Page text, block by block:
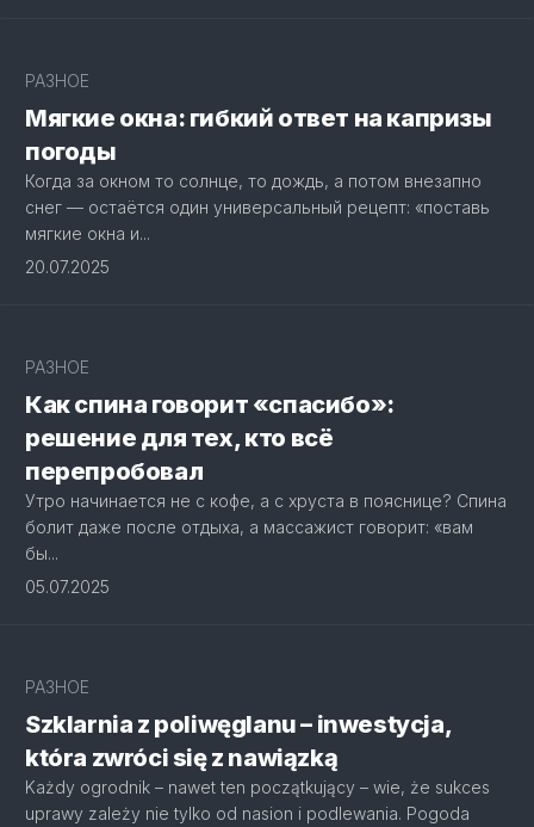
РАЗНОЕ
Мягкие окна: гибкий ответ на капризы
погоды
Когда за окном то солнце, то дождь, а потом внезапно
снег — остаётся один универсальный рецепт: «поставь
мягкие окна и...
20.07.2025
РАЗНОЕ
Как спина говорит «спасибо»:
решение для тех, кто всё
перепробовал
Утро начинается не с кофе, а с хруста в пояснице? Спина
болит даже после отдыха, а массажист говорит: «вам
бы...
05.07.2025
РАЗНОЕ
Szklarnia z poliwęglanu – inwestycja,
która zwróci się z nawiązką
Każdy ogrodnik – nawet ten początkujący – wie, że sukces
uprawy zależy nie tylko od nasion i podlewania. Pogoda